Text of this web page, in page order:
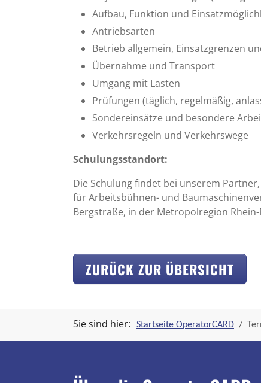
Aufbau, Funktion und
Antriebsarten
Betrieb allgemein, Einsatzgrenzen
Übernahme und Transport
Umgang mit Lasten
Prüfungen (täglich, regelmäßig,
Sondereinsätze und besondere
Verkehrsregeln und Verkehrswege
Schulungsstandort:
Die Schulung findet bei unserem
für Arbeitsbühnen- und
Bergstraße, in der Metropolregion
ZURÜCK ZUR ÜBERSICHT
Sie sind hier: Startseite OperatorCARD